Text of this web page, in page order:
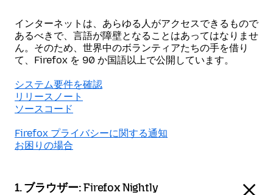
インターネットは、あらゆる人がアクセスできるもので
あるべきで、言語が障壁となることはあってはなりませ
ん。そのため、世界中のボランティアたちの手を借り
て、Firefox を 90 か国語以上で公開しています。
システム要件を確認
リリースノート
ソースコード
Firefox プライバシーに関する通知
お困りの場合
1. ブラウザー:Firefox Nightly